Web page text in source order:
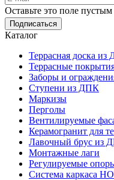
Оставьте это поле пустым
Подписаться
Каталог
Террасная доска
Террасные
Заборы и
Ступени из ДПК
Маркизы
Перголы
Вентилируемые
Керамогранит для
Лавочный брус из
Монтажные лаги
Регулируемые
Система каркаса